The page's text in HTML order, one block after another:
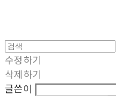
수정하기
삭제하기
글쓴이